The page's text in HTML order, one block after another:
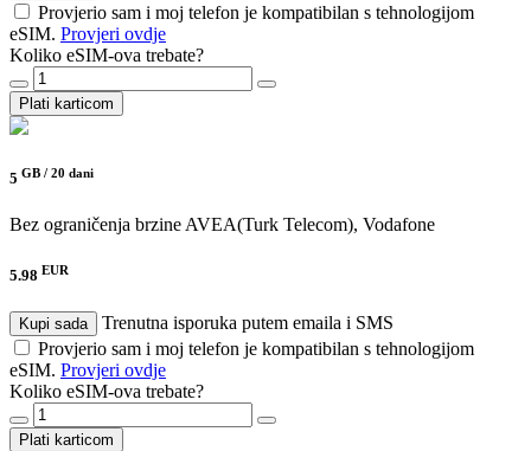
Provjerio sam i moj telefon je kompatibilan s tehnologijom
eSIM. Provjeri ovdje
Koliko eSIM-ova trebate?
Plati karticom
5 GB / 20 dani
Bez ograničenja brzineAVEA(Turk Telecom), Vodafone
5.98 EUR
Kupi sada
Trenutna isporuka putem emaila i SMS
Provjerio sam i moj telefon je kompatibilan s tehnologijom
eSIM. Provjeri ovdje
Koliko eSIM-ova trebate?
Plati karticom